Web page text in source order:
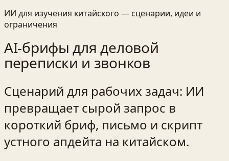
ИИ для изучения китайского — сценарии, идеи и
ограничения
AI‑брифы для деловой
переписки и звонков
Сценарий для рабочих задач: ИИ
превращает сырой запрос в
короткий бриф, письмо и скрипт
устного апдейта на китайском.